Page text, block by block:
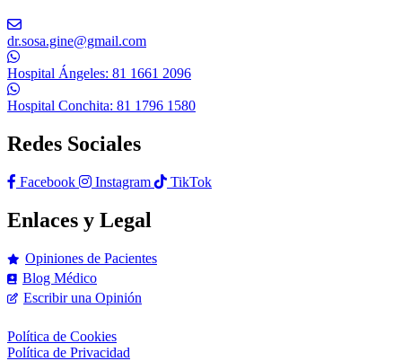
dr.sosa.gine@gmail.com
Hospital Ángeles: 81 1661 2096
Hospital Conchita: 81 1796 1580
Redes Sociales
Facebook Instagram TikTok
Enlaces y Legal
Opiniones de Pacientes
Blog Médico
Escribir una Opinión
Política de Cookies
Política de Privacidad